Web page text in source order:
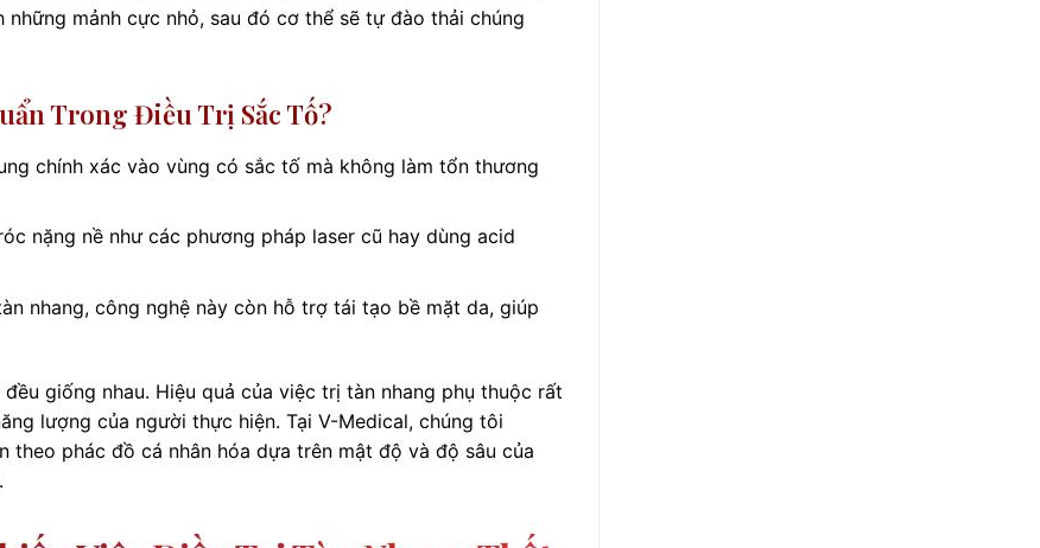
mảnh cực nhỏ, sau đó cơ thể sẽ tự đào thải chúng
Trong Điều Trị Sắc Tố?
chính xác vào vùng có sắc tố mà không làm tổn thương
nặng nề như các phương pháp laser cũ hay dùng acid
nhang, công nghệ này còn hỗ trợ tái tạo bề mặt da, giúp
giống nhau. Hiệu quả của việc trị tàn nhang phụ thuộc rất
lượng của người thực hiện. Tại V-Medical, chúng tôi
theo phác đồ cá nhân hóa dựa trên mật độ và độ sâu của